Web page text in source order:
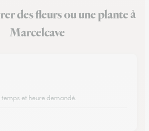
des fleurs ou une plante à
Marcelcave
et heure demandé.